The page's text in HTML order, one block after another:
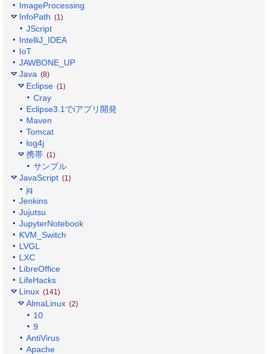
ImageProcessing
InfoPath (1)
JScript
IntelliJ_IDEA
IoT
JAWBONE_UP
Java (8)
Eclipse (1)
Cray
Eclipse3.1でiアプリ開発
Maven
Tomcat
log4j
携帯 (1)
サンプル
JavaScript (1)
jq
Jenkins
Jujutsu
JupyterNotebook
KVM_Switch
LVGL
LXC
LibreOffice
LifeHacks
Linux (141)
AlmaLinux (2)
10
9
AntiVirus
Apache